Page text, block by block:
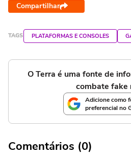
Compartilhar
TAGS PLATAFORMAS E CONSOLES
O Terra é uma fonte de
combate fake
Adicione como
preferencial no
Comentários (0)